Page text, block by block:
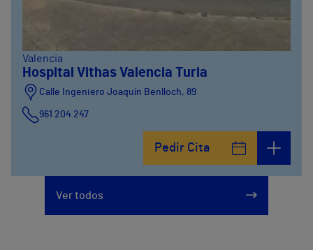
Valencia
Hospital Vithas Valencia Turia
Calle Ingeniero Joaquín Benlloch, 89
961 204 247
Pedir Cita
Ver todos